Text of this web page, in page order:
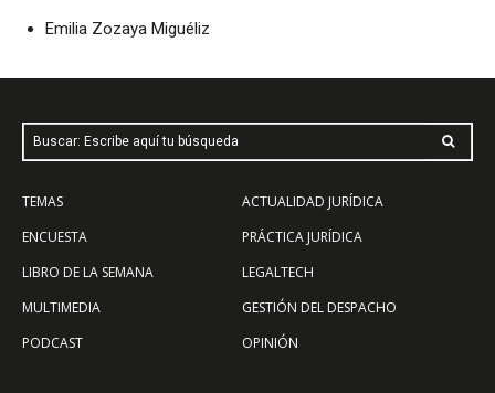
Emilia Zozaya Miguéliz
Buscar: Escribe aquí tu búsqueda
TEMAS
ENCUESTA
LIBRO DE LA SEMANA
MULTIMEDIA
PODCAST
ACTUALIDAD JURÍDICA
PRÁCTICA JURÍDICA
LEGALTECH
GESTIÓN DEL DESPACHO
OPINIÓN